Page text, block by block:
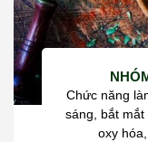
Chức năng
sáng, bắt
oxy